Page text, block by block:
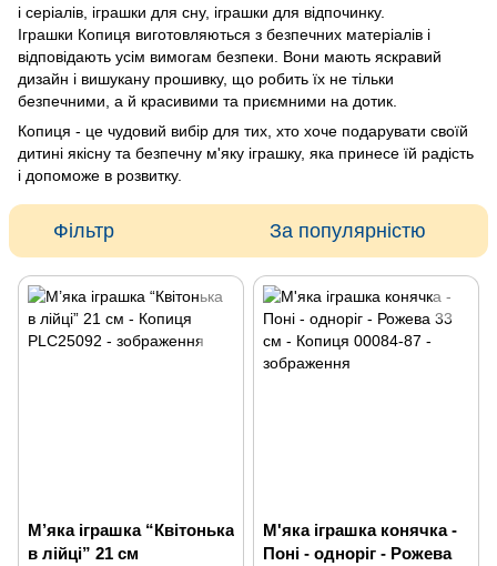
і серіалів, іграшки для сну, іграшки для відпочинку.
Іграшки Копиця виготовляються з безпечних матеріалів і
відповідають усім вимогам безпеки. Вони мають яскравий
дизайн і вишукану прошивку, що робить їх не тільки
безпечними, а й красивими та приємними на дотик.
Копиця - це чудовий вибір для тих, хто хоче подарувати своїй
дитині якісну та безпечну м'яку іграшку, яка принесе їй радість
і допоможе в розвитку.
Фільтр За популярністю
М’яка іграшка “Квітонька
в лійці” 21 см
М'яка іграшка конячка -
Поні - одноріг - Рожева